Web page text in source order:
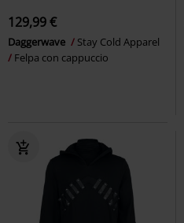
129,99 €
Daggerwave
Stay Cold Apparel
Felpa con cappuccio